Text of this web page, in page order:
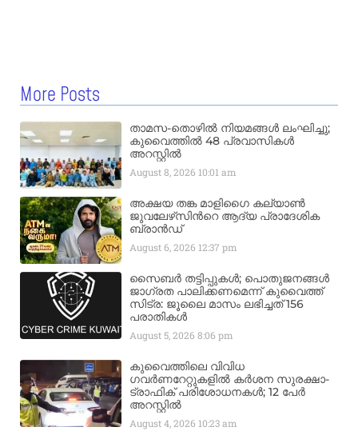
More Posts
താമസ-തൊഴിൽ നിയമങ്ങൾ ലംഘിച്ചു;
കുവൈത്തിൽ 48 പ്രവാസികൾ
അറസ്റ്റിൽ
August 8, 2026 10:01 am
അക്ഷയ തങ്ക മാളിഗൈ കല്യാണ്‍
ജുവലേഴ്‌സിന്‍റെ ആദ്യ പ്രാദേശിക
ബ്രാന്‍ഡ്
August 6, 2026 12:37 pm
സൈബർ തട്ടിപ്പുകൾ; പൊതുജനങ്ങൾ
ജാഗ്രത പാലിക്കണമെന്ന് കുവൈത്ത്
സിട്ര: ജൂലൈ മാസം ലഭിച്ചത് 156
പരാതികൾ
August 5, 20268:06 pm
കുവൈത്തിലെ വിവിധ
ഗവർണറേറ്റുകളിൽ കർശന സുരക്ഷാ-
ട്രാഫിക് പരിശോധനകൾ; 12 പേർ
അറസ്റ്റിൽ
August 4, 2026 10:23 am